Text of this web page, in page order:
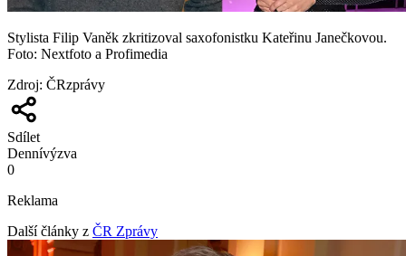
Stylista Filip Vaněk zkritizoval saxofonistku Kateřinu Janečkovou.
Foto: Nextfoto a Profimedia
Zdroj: ČRzprávy
Sdílet
Dennívýzva
0
Reklama
Další články z ČR Zprávy